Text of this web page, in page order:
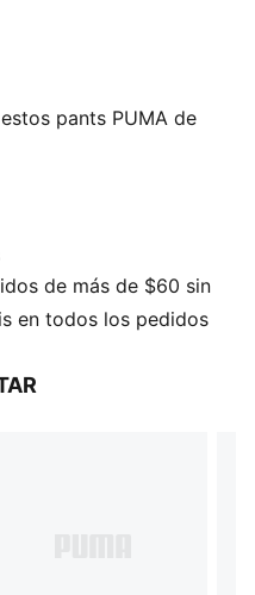
pants PUMA de
ícono PUMA Cat
cierre y cordones
un ajuste versátil.
de estilo.
100% reciclado, a
para protegerte del
de más de $60 sin
en todos los pedidos